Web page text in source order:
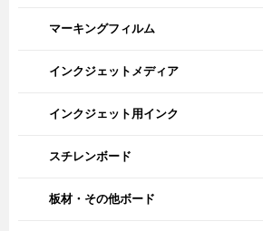
マーキングフィルム
インクジェットメディア
インクジェット用インク
スチレンボード
板材・その他ボード